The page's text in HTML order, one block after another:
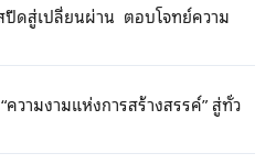
ปีดสู่เปลี่ยนผ่าน ตอบโจทย์ความ
วามงามแห่งการสร้างสรรค์” สู่ทั่ว